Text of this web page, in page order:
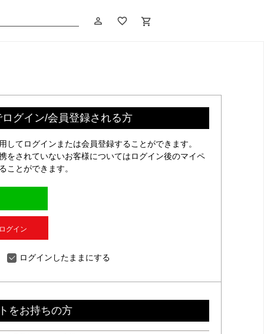
person_outline favorite_border shopping_cart
グイン/会員登録される方
してログインまたは会員登録することができます。
をされていないお客様についてはログイン後のマイペ
ことができます。
グイン
ログインしたままにする
をお持ちの方